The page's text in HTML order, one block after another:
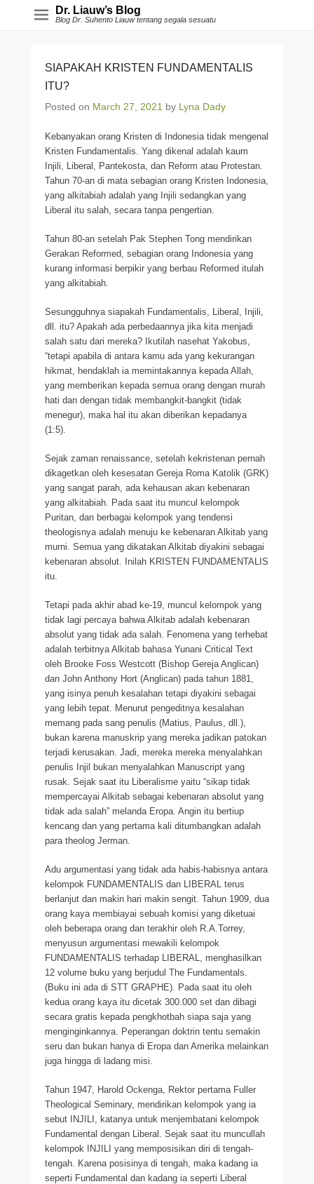
Dr. Liauw’s Blog
Blog Dr. Suhento Liauw tentang segala sesuatu
SIAPAKAH KRISTEN FUNDAMENTALIS
ITU?
Posted on March 27, 2021 by Lyna Dady
Kebanyakan orang Kristen di Indonesia tidak mengenal
Kristen Fundamentalis. Yang dikenal adalah kaum
Injili, Liberal, Pantekosta, dan Reform atau Protestan.
Tahun 70-an di mata sebagian orang Kristen Indonesia,
yang alkitabiah adalah yang Injili sedangkan yang
Liberal itu salah, secara tanpa pengertian.
Tahun 80-an setelah Pak Stephen Tong mendirikan
Gerakan Reformed, sebagian orang Indonesia yang
kurang informasi berpikir yang berbau Reformed itulah
yang alkitabiah.
Sesungguhnya siapakah Fundamentalis, Liberal, Injili,
dll. itu? Apakah ada perbedaannya jika kita menjadi
salah satu dari mereka? Ikutilah nasehat Yakobus,
“tetapi apabila di antara kamu ada yang kekurangan
hikmat, hendaklah ia memintakannya kepada Allah,
yang memberikan kepada semua orang dengan murah
hati dan dengan tidak membangkit-bangkit (tidak
menegur), maka hal itu akan diberikan kepadanya
(1:5).
Sejak zaman renaissance, setelah kekristenan pernah
dikagetkan oleh kesesatan Gereja Roma Katolik (GRK)
yang sangat parah, ada kehausan akan kebenaran
yang alkitabiah. Pada saat itu muncul kelompok
Puritan, dan berbagai kelompok yang tendensi
theologisnya adalah menuju ke kebenaran Alkitab yang
murni. Semua yang dikatakan Alkitab diyakini sebagai
kebenaran absolut. Inilah KRISTEN FUNDAMENTALIS
itu.
Tetapi pada akhir abad ke-19, muncul kelompok yang
tidak lagi percaya bahwa Alkitab adalah kebenaran
absolut yang tidak ada salah. Fenomena yang terhebat
adalah terbitnya Alkitab bahasa Yunani Critical Text
oleh Brooke Foss Westcott (Bishop Gereja Anglican)
dan John Anthony Hort (Anglican) pada tahun 1881,
yang isinya penuh kesalahan tetapi diyakini sebagai
yang lebih tepat. Menurut pengeditnya kesalahan
memang pada sang penulis (Matius, Paulus, dll.),
bukan karena manuskrip yang mereka jadikan patokan
terjadi kerusakan. Jadi, mereka mereka menyalahkan
penulis Injil bukan menyalahkan Manuscript yang
rusak. Sejak saat itu Liberalisme yaitu “sikap tidak
mempercayai Alkitab sebagai kebenaran absolut yang
tidak ada salah” melanda Eropa. Angin itu bertiup
kencang dan yang pertama kali ditumbangkan adalah
para theolog Jerman.
Adu argumentasi yang tidak ada habis-habisnya antara
kelompok FUNDAMENTALIS dan LIBERAL terus
berlanjut dan makin hari makin sengit. Tahun 1909, dua
orang kaya membiayai sebuah komisi yang diketuai
oleh beberapa orang dan terakhir oleh R.A.Torrey,
menyusun argumentasi mewakili kelompok
FUNDAMENTALIS terhadap LIBERAL, menghasilkan
12 volume buku yang berjudul The Fundamentals.
(Buku ini ada di STT GRAPHE). Pada saat itu oleh
kedua orang kaya itu dicetak 300.000 set dan dibagi
secara gratis kepada pengkhotbah siapa saja yang
menginginkannya. Peperangan doktrin tentu semakin
seru dan bukan hanya di Eropa dan Amerika melainkan
juga hingga di ladang misi.
Tahun 1947, Harold Ockenga, Rektor pertama Fuller
Theological Seminary, mendirikan kelompok yang ia
sebut INJILI, katanya untuk menjembatani kelompok
Fundamental dengan Liberal. Sejak saat itu muncullah
kelompok INJILI yang memposisikan diri di tengah-
tengah. Karena posisinya di tengah, maka kadang ia
seperti Fundamental dan kadang ia seperti Liberal